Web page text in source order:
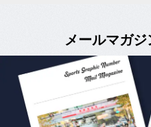
メールマガジ